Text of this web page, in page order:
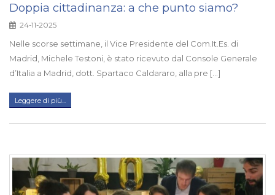
Doppia cittadinanza: a che punto siamo?
24-11-2025
Nelle scorse settimane, il Vice Presidente del Com.It.Es. di
Madrid, Michele Testoni, è stato ricevuto dal Console Generale
d’Italia a Madrid, dott. Spartaco Caldararo, alla pre [...]
Leggere di più...